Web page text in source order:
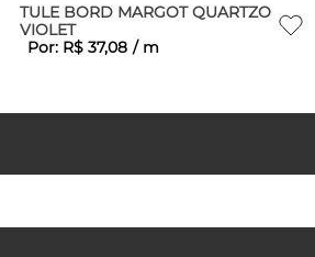
TULE BORD MARGOT QUARTZO
VIOLET
Por: R$ 37,08 / m